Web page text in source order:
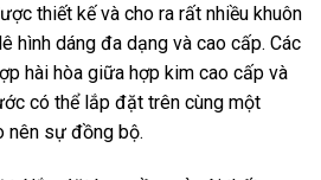
thiết kế và cho ra rất nhiều khuôn
hình dáng đa dạng và cao cấp. Các
hài hòa giữa hợp kim cao cấp và
có thể lắp đặt trên cùng một
nên sự đồng bộ.